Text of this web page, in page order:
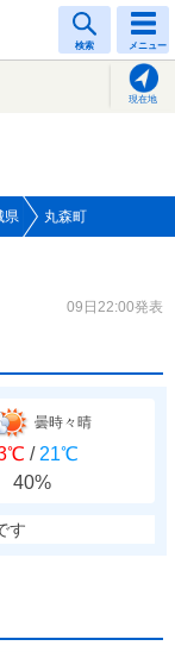
検索 メニュー
現在地
県 丸森町
09日22:00発表
曇時々晴
/ 21℃
40%
す